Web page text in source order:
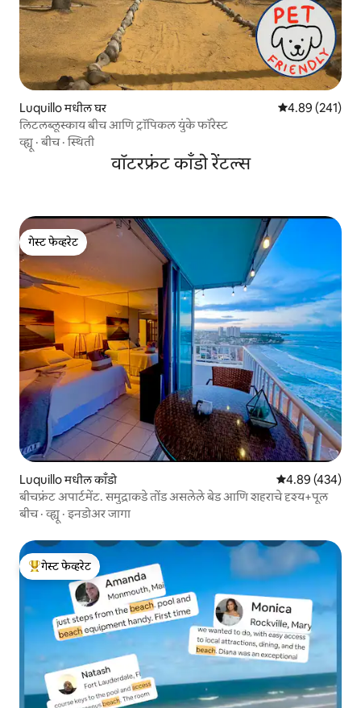
Luquillo मधील घर 5 पैकी 4.89
4.89 (241)
लिटलब्लूस्काय बीच आणि ट्रॉपिकल युंके फॉरेस्ट
व्ह्यू ·बीच·स्थिती
वॉटरफ्रंट काँडो रेंटल्स
गेस्ट फेव्हरेट
गेस्ट फेव्हरेट
Luquillo मधील काँडो 5 पैकी 4.89
4.89 (434)
बीचफ्रंट अपार्टमेंट. समुद्राकडे तोंड असलेले बेड आणि शहराचे दृश्य+पूल
बीच·व्ह्यू ·इनडोअर जागा
टॉप गेस्ट फेव्हरेट
गेस्ट फेव्हरेट